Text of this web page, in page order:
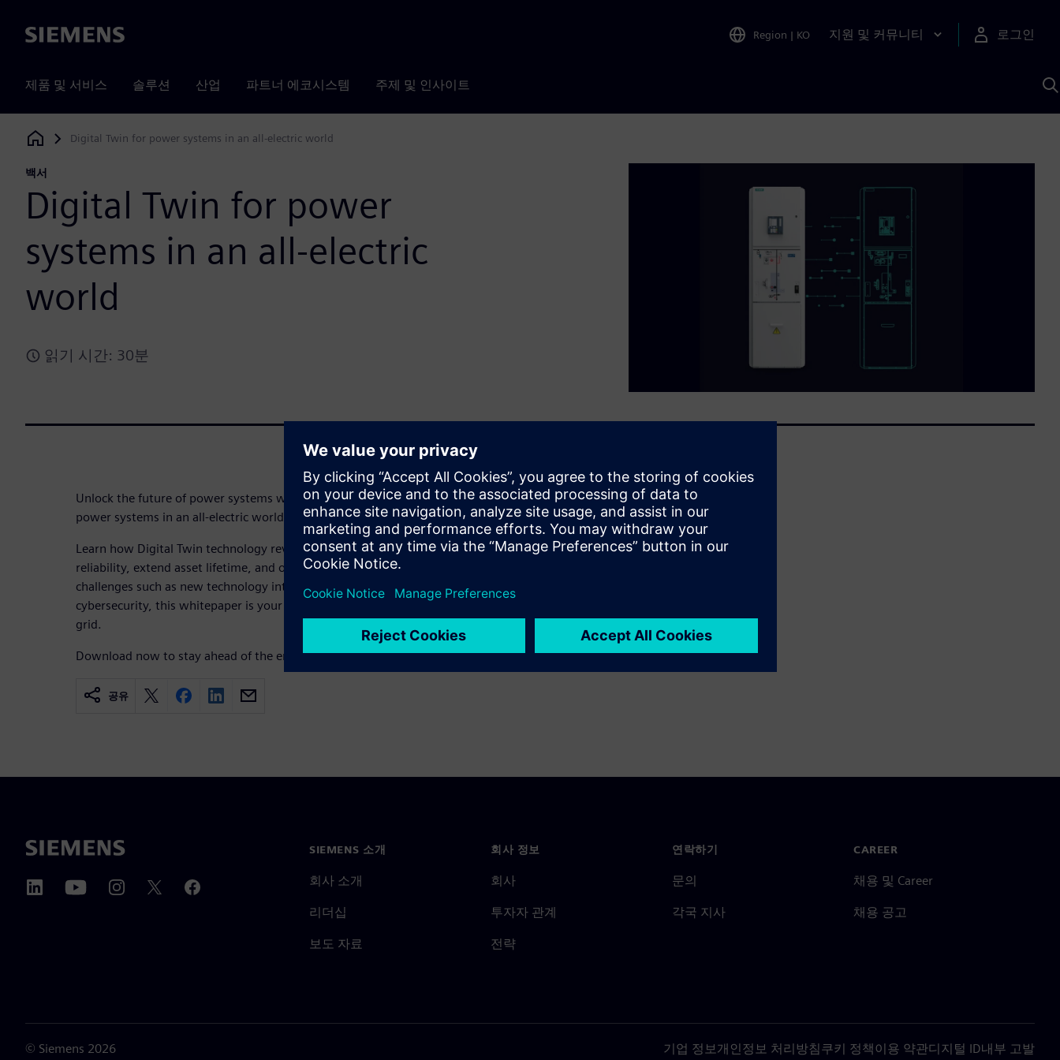
Siemens Region | KO 지원 및 커뮤니티 로그인
제품 및 서비스 솔루션 산업 파트너 에코시스템 주제 및 인사이트
Siemens Digital Industries Software
Digital Twin for power systems in an all-electric world
백서
Digital Twin for power
systems in an all-electric
world
읽기 시간: 30분
Unlock the future of power systems with our whitepaper, “Digital twin for
power systems in an all-electric world”.
Learn how Digital Twin technology revolutionize power systems to boost their
reliability, extend asset lifetime, and optimize carbon footprint. Addressing key
challenges such as new technology integration, decarbonization, and
cybersecurity, this whitepaper is your guide to a resilient and sustainable power
grid.
Download now to stay ahead of the energy transition!
공유
SIEMENS 소개
회사 소개
리더십
보도 자료
회사 정보
회사
투자자 관계
전략
연락하기
문의
각국 지사
CAREER
채용 및 Career
채용 공고
© Siemens 2026 기업 정보개인정보 처리방침쿠키 정책이용 약관디지털 ID내부 고발